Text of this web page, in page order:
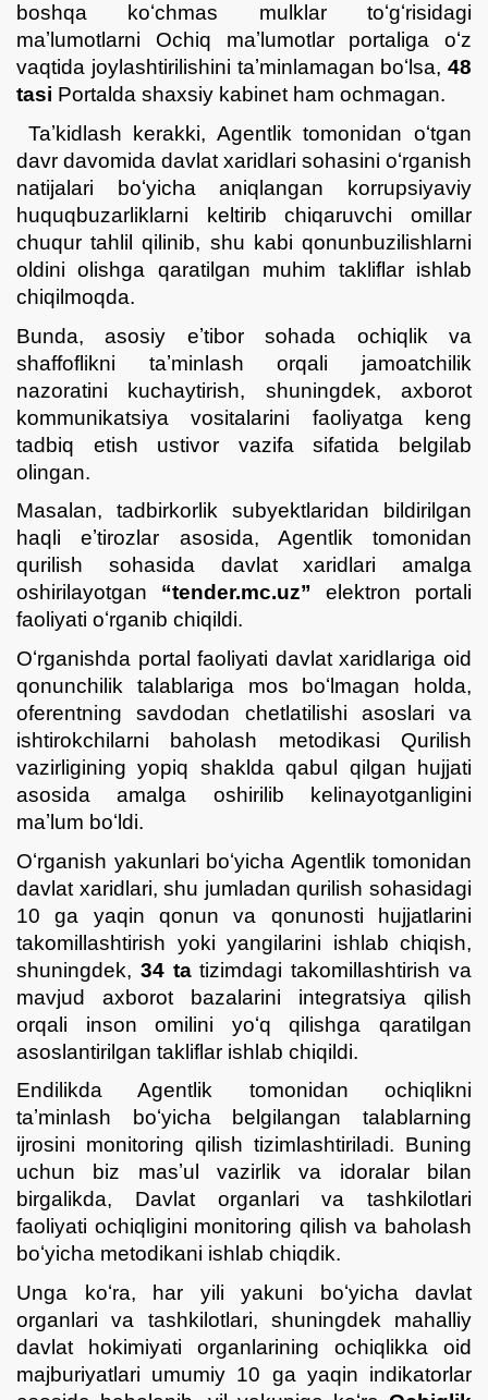
boshqa koʻchmas mulklar toʻgʻrisidagi
maʼlumotlarni Ochiq maʼlumotlar portaliga oʻz
vaqtida joylashtirilishini taʼminlamagan boʻlsa, 48
tasi Portalda shaxsiy kabinet ham ochmagan.
Taʼkidlash kerakki, Agentlik tomonidan oʻtgan
davr davomida davlat xaridlari sohasini oʻrganish
natijalari boʻyicha aniqlangan korrupsiyaviy
huquqbuzarliklarni keltirib chiqaruvchi omillar
chuqur tahlil qilinib, shu kabi qonunbuzilishlarni
oldini olishga qaratilgan muhim takliflar ishlab
chiqilmoqda.
Bunda, asosiy eʼtibor sohada ochiqlik va
shaffoflikni taʼminlash orqali jamoatchilik
nazoratini kuchaytirish, shuningdek, axborot
kommunikatsiya vositalarini faoliyatga keng
tadbiq etish ustivor vazifa sifatida belgilab
olingan.
Masalan, tadbirkorlik subyektlaridan bildirilgan
haqli eʼtirozlar asosida, Agentlik tomonidan
qurilish sohasida davlat xaridlari amalga
oshirilayotgan “tender.mc.uz” elektron portali
faoliyati oʻrganib chiqildi.
Oʻrganishda portal faoliyati davlat xaridlariga oid
qonunchilik talablariga mos boʻlmagan holda,
oferentning savdodan chetlatilishi asoslari va
ishtirokchilarni baholash metodikasi Qurilish
vazirligining yopiq shaklda qabul qilgan hujjati
asosida amalga oshirilib kelinayotganligini
maʼlum boʻldi.
Oʻrganish yakunlari boʻyicha Agentlik tomonidan
davlat xaridlari, shu jumladan qurilish sohasidagi
10 ga yaqin qonun va qonunosti hujjatlarini
takomillashtirish yoki yangilarini ishlab chiqish,
shuningdek, 34 tatizimdagi takomillashtirish va
mavjud axborot bazalarini integratsiya qilish
orqali inson omilini yoʻq qilishga qaratilgan
asoslantirilgan takliflar ishlab chiqildi.
Endilikda Agentlik tomonidan ochiqlikni
taʼminlash boʻyicha belgilangan talablarning
ijrosini monitoring qilish tizimlashtiriladi. Buning
uchun biz masʼul vazirlik va idoralar bilan
birgalikda, Davlat organlari va tashkilotlari
faoliyati ochiqligini monitoring qilish va baholash
boʻyicha metodikani ishlab chiqdik.
Unga koʻra, har yili yakuni boʻyicha davlat
organlari va tashkilotlari, shuningdek mahalliy
davlat hokimiyati organlarining ochiqlikka oid
majburiyatlari umumiy 10 ga yaqin indikatorlar